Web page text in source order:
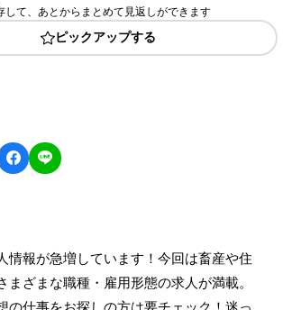
して、あとからまとめて見返しができます
ピックアップする
情報が急増しています！今回は畜産や住
まざまな職種・雇用形態の求人が満載。
の仕事をお探しの方は要チェック！迷っ